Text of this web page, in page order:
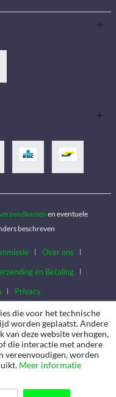
en eventuele
beschreven
Over ons
en Betaling
Privacy
die voor het technische
worden geplaatst. Andere
van deze website verhogen,
die interactie met andere
vereenvoudigen, worden
Meer informatie